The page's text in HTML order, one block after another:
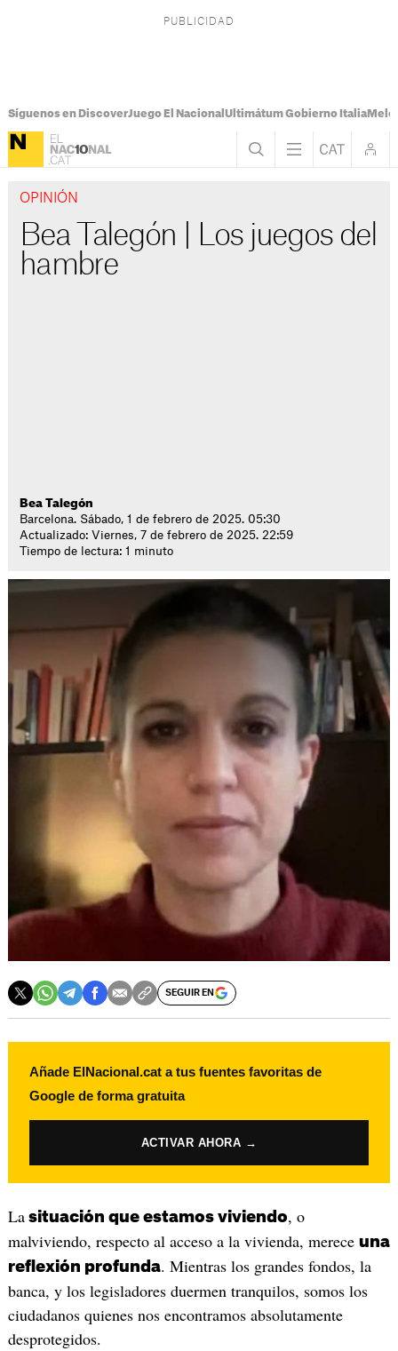
Síguenos en DiscoverJuego El Nacional Ultimátum Gobierno Italia
OPINIÓN
Bea Talegón | Los juegos del
hambre
Bea Talegón
Barcelona. Sábado, 1 de febrero de 2025. 05:30
Actualizado: Viernes, 7 de febrero de 2025. 22:59
Tiempo de lectura: 1 minuto
SEGUIR EN
Añade ElNacional.cat a tus fuentes favoritas de
Google de forma gratuita
ACTIVAR AHORA →
Lasituación que estamos viviendo, o
malviviendo, respecto al acceso a la vivienda, merece una
reflexión profunda. Mientras los grandes fondos, la
banca, y los legisladores duermen tranquilos, somos los
ciudadanos quienes nos encontramos absolutamente
desprotegidos.